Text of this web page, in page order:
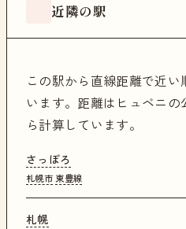
近隣の駅
この駅から直線距離で近い
います。距離はヒュベニ
ら計算しています。
さっぽろ
札幌市 東豊線
札幌